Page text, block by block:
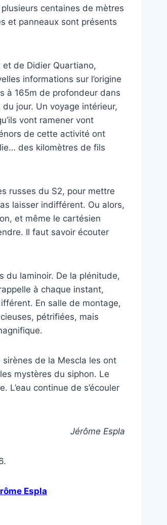
centaines de mètres
et panneaux sont présents
et de Didier Quartiano,
informations sur l’origine
à 165m de profondeur dans
jour. Un voyage intérieur,
vont ramener vont
de cette activité ont
des kilomètres de fils
russes du S2, pour mettre
laisser indifférent. Ou alors,
et même le cartésien
Il faut savoir écouter
du laminoir. De la plénitude,
à chaque instant,
En salle de montage,
pétrifiées, mais
de la Mescla les ont
mystères du siphon. Le
continue de s’écouler
Jérôme Espla
Espla